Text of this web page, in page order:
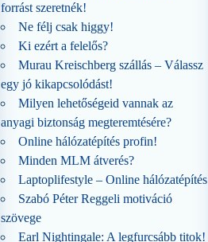
forrást szeretnék!
Ne félj csak higgy!
Ki ezért a felelős?
Murau Kreischberg szállás – Válassz
egy jó kikapcsolódást!
Milyen lehetőségeid vannak az
anyagi biztonság megteremtésére?
Online hálózatépítés profin!
Minden MLM átverés?
Laptoplifestyle – Online hálózatépítés
Szabó Péter Reggeli motiváció
szövege
Earl Nightingale: A legfurcsább titok!